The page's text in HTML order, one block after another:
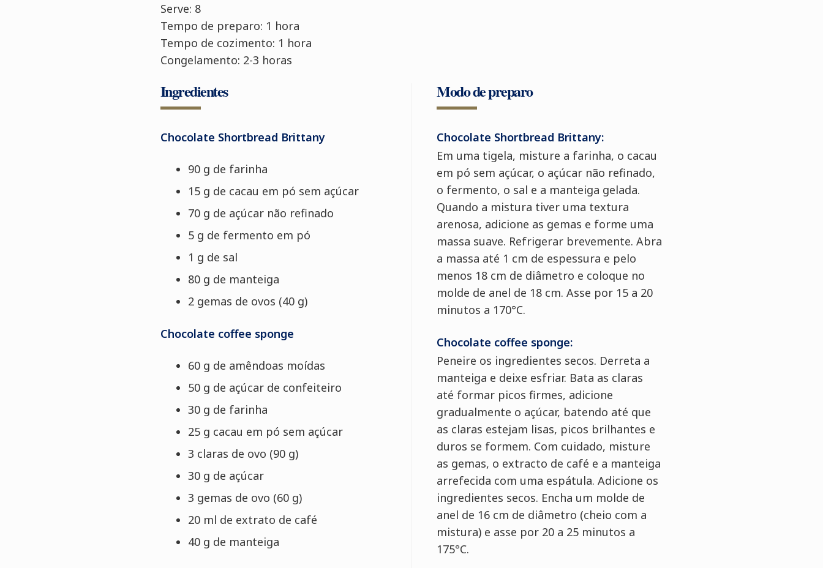
Serve: 8
Tempo de preparo: 1 hora
Tempo de cozimento: 1 hora
Congelamento: 2-3 horas
Ingredientes
Chocolate Shortbread Brittany
90 g de farinha
15 g de cacau em pó sem açúcar
70 g de açúcar não refinado
5 g de fermento em pó
1 g de sal
80 g de manteiga
2 gemas de ovos (40 g)
Chocolate coffee sponge
60 g de amêndoas moídas
50 g de açúcar de confeiteiro
30 g de farinha
25 g cacau em pó sem açúcar
3 claras de ovo (90 g)
30 g de açúcar
3 gemas de ovo (60 g)
20 ml de extrato de café
40 g de manteiga
Modo de preparo
Chocolate Shortbread Brittany:
Em uma tigela, misture a farinha, o cacau
em pó sem açúcar, o açúcar não refinado,
o fermento, o sal e a manteiga gelada.
Quando a mistura tiver uma textura
arenosa, adicione as gemas e forme uma
massa suave. Refrigerar brevemente. Abra
a massa até 1 cm de espessura e pelo
menos 18 cm de diâmetro e coloque no
molde de anel de 18 cm. Asse por 15 a 20
minutos a 170°C.
Chocolate coffee sponge:
Peneire os ingredientes secos. Derreta a
manteiga e deixe esfriar. Bata as claras
até formar picos firmes, adicione
gradualmente o açúcar, batendo até que
as claras estejam lisas, picos brilhantes e
duros se formem. Com cuidado, misture
as gemas, o extracto de café e a manteiga
arrefecida com uma espátula. Adicione os
ingredientes secos. Encha um molde de
anel de 16 cm de diâmetro (cheio com a
mistura) e asse por 20 a 25 minutos a
175°C.